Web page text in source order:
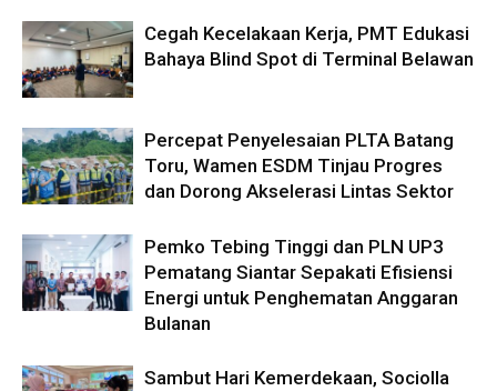
Cegah Kecelakaan Kerja, PMT Edukasi
Bahaya Blind Spot di Terminal Belawan
Percepat Penyelesaian PLTA Batang
Toru, Wamen ESDM Tinjau Progres
dan Dorong Akselerasi Lintas Sektor
Pemko Tebing Tinggi dan PLN UP3
Pematang Siantar Sepakati Efisiensi
Energi untuk Penghematan Anggaran
Bulanan
Sambut Hari Kemerdekaan, Sociolla